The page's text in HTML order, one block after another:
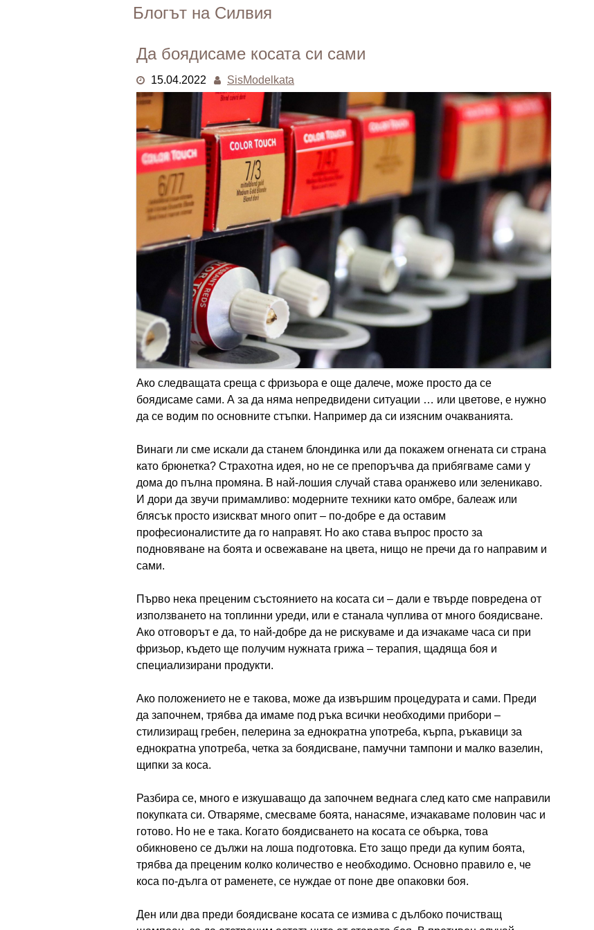
Блогът на Силвия
Да боядисаме косата си сами
15.04.2022 SisModelkata
Ако следващата среща с фризьора е още далече, може просто да се
боядисаме сами. А за да няма непредвидени ситуации … или цветове, е нужно
да се водим по основните стъпки. Например да си изясним очакванията.
Винаги ли сме искали да станем блондинка или да покажем огнената си страна
като брюнетка? Страхотна идея, но не се препоръчва да прибягваме сами у
дома до пълна промяна. В най-лошия случай става оранжево или зеленикаво.
И дори да звучи примамливо: модерните техники като омбре, балеаж или
блясък просто изискват много опит – по-добре е да оставим
професионалистите да го направят. Но ако става въпрос просто за
подновяване на боята и освежаване на цвета, нищо не пречи да го направим и
сами.
Първо нека преценим състоянието на косата си – дали е твърде повредена от
използването на топлинни уреди, или е станала чуплива от много боядисване.
Ако отговорът е да, то най-добре да не рискуваме и да изчакаме часа си при
фризьор, където ще получим нужната грижа – терапия, щадяща боя и
специализирани продукти.
Ако положението не е такова, може да извършим процедурата и сами. Преди
да започнем, трябва да имаме под ръка всички необходими прибори –
стилизиращ гребен, пелерина за еднократна употреба, кърпа, ръкавици за
еднократна употреба, четка за боядисване, памучни тампони и малко вазелин,
щипки за коса.
Разбира се, много е изкушаващо да започнем веднага след като сме направили
покупката си. Отваряме, смесваме боята, нанасяме, изчакаваме половин час и
готово. Но не е така. Когато боядисването на косата се обърка, това
обикновено се дължи на лоша подготовка. Ето защо преди да купим боята,
трябва да преценим колко количество е необходимо. Основно правило е, че
коса по-дълга от раменете, се нуждае от поне две опаковки боя.
Ден или два преди боядисване косата се измива с дълбоко почистващ